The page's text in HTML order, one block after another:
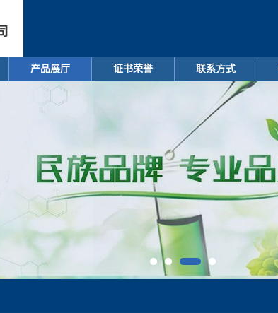
产品展厅 证书荣誉 联系方式